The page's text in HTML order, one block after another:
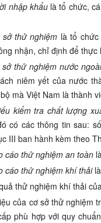
nhập khẩulà tổ chức,
sở thử nghiệm là tổ
nhận, chỉ định để
sở thử nghiệm nước ngoài
niêm yết của nước
mà Việt Nam là thành
kiểm tra chất lượng
có các thông tin sau:
III ban hành kèm theo
cáo thử nghiệm an toàn
cáo thử nghiệm khí thải
thử nghiệm khí thải
của cơ sở thử nghiệm
phù hợp với quy